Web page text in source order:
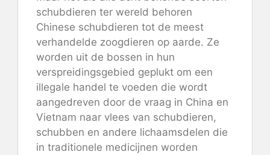
schubdieren ter wereld behoren
Chinese schubdieren tot de meest
verhandelde zoogdieren op aarde. Ze
worden uit de bossen in hun
verspreidingsgebied geplukt om een ​​
illegale handel te voeden die wordt
aangedreven door de vraag in China en
Vietnam naar vlees van schubdieren,
schubben en andere lichaamsdelen die
in traditionele medicijnen worden